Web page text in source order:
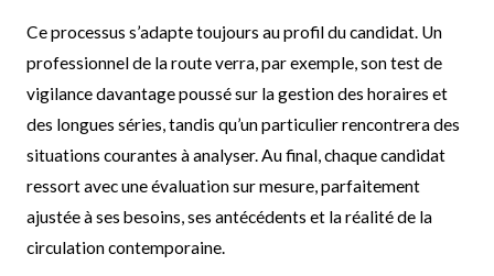
Ce processus s’adapte toujours au profil du candidat. Un
professionnel de la route verra, par exemple, son test de
vigilance davantage poussé sur la gestion des horaires et
des longues séries, tandis qu’un particulier rencontrera des
situations courantes à analyser. Au final, chaque candidat
ressort avec une évaluation sur mesure, parfaitement
ajustée à ses besoins, ses antécédents et la réalité de la
circulation contemporaine.